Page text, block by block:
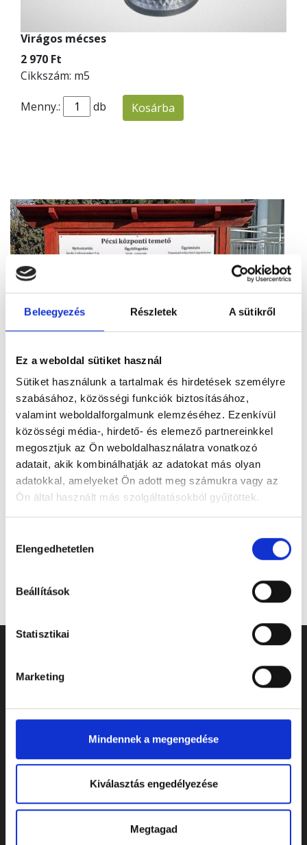
Beleegyezés Részletek A sütikről
Ez a weboldal sütiket használ
Sütiket használunk a tartalmak és hirdetések személyre
szabásához, közösségi funkciók biztosításához,
valamint weboldalforgalmunk elemzéséhez. Ezenkívül
közösségi média-, hirdető- és elemező partnereinkkel
megosztjuk az Ön weboldalhasználatra vonatkozó
adatait, akik kombinálhatják az adatokat más olyan
adatokkal, amelyeket Ön adott meg számukra vagy az
Ön által használt más szolgáltatásokból gyűjtöttek.
kiválasztása
Elengedhetetlen
Beállítások
Statisztikai
Marketing
Mindennek a megengedése
Kiválasztás engedélyezése
Megtagad
Virágos mécses
2 970 Ft
Cikkszám: m5
Menny.: db Kosárba
Figyelem! Módosul a Pécsi Köztemető
ügyfélszolgálatának nyitvatartása
A tartós hőhullám miatt bevezetett
takarékossági intézkedések részeként módosul
a Pécsi Köztemető ügyfélszolgálatának
nyitvatartása: 2026. augusztus 3–8. között,
hétfőtől szombatig 12 óráig várják az ügyfeleket.
ELÉRHETŐSÉGEK